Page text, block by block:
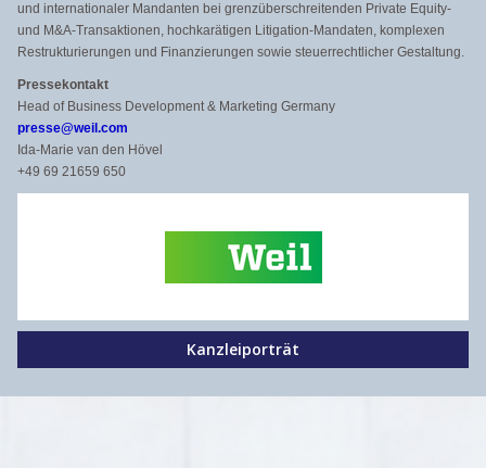
und internationaler Mandanten bei grenzüberschreitenden Private Equity-
und M&A-Transaktionen, hochkarätigen Litigation-Mandaten, komplexen
Restrukturierungen und Finanzierungen sowie steuerrechtlicher Gestaltung.
Pressekontakt
Head of Business Development & Marketing Germany
presse@weil.com
Ida-Marie van den Hövel
+49 69 21659 650
Kanzleiporträt